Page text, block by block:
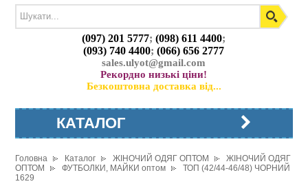
(097) 201 5777;(098) 611 4400;
(093) 740 4400;(066) 656 2777
sales.ulyot@gmail.com
Рекордно низькі ціни!
Безкоштовна доставка від...
КАТАЛОГ
Головна Каталог ЖІНОЧИЙ ОДЯГ ОПТОМ
ЖІНОЧИЙ ОДЯГ
ОПТОМ
ФУТБОЛКИ, МАЙКИ оптом
ТОП (42/44-46/48) ЧОРНИЙ
1629